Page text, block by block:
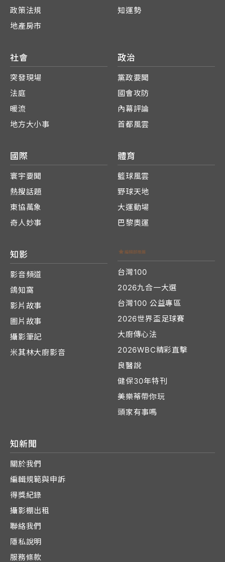
政策法規
地產房市
知運勢
社會
突發現場
法庭
暖流
地方大小事
政治
黨政要聞
國會攻防
內幕評論
首都風雲
國際
寰宇要聞
熱搜話題
東協萬象
奇人妙事
體育
籃球風雲
野球天地
大運動場
巴黎奧運
知影
影音頻道
鴿知窩
影片故事
圖片故事
攝影筆記
米其林大廚影音
台灣100
2026九合一大選
台灣100 公益專區
2026世界盃足球賽
大廚傳心法
2026WBC精彩直擊
良醫說
健保30年特刊
美樂蒂帶你玩
頭家有事嗎
知新聞
關於我們
編輯規範與申訴
得獎紀錄
攝影棚出租
聯絡我們
隱私說明
服務條款